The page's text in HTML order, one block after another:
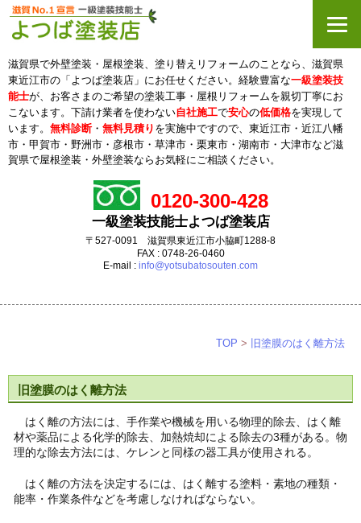
滋賀県で外壁塗装・屋根塗装、塗り替えリフォームのことなら、滋賀県
東近江市の「よつば塗装店」にお任せください。経験豊富な一級塗装技
能士が、お客さまのご希望の塗装工事・屋根リフォームを親切丁寧にお
こないます。下請け業者を使わない自社施工で安心の低価格を実現して
います。 無料診断・ 無料見積り を実施中ですので、東近江市・近江八幡
市・甲賀市・野洲市・彦根市・草津市・栗東市・ 湖南市・大津市など滋
賀県で屋根塗装・外壁塗装ならお気軽にご相談ください。
0120-300-428
一級塗装技能士よつば塗装店
〒527-0091 滋賀県東近江市小脇町1288-8
FAX : 0748-26-0460
E-mail : info@yotsubatosouten.com
TOP > 旧塗膜のはく離方法
旧塗膜のはく離方法
はく離の方法には、手作業や機械を用いる物理的除去、はく離
材や薬品による化学的除去、加熱焼却による除去の3種がある。物
理的な除去方法には、ケレンと同様の器工具が使用される。
はく離の方法を決定するには、はく離する塗料・素地の種類・
能率・作業条件などを考慮しなければならない。